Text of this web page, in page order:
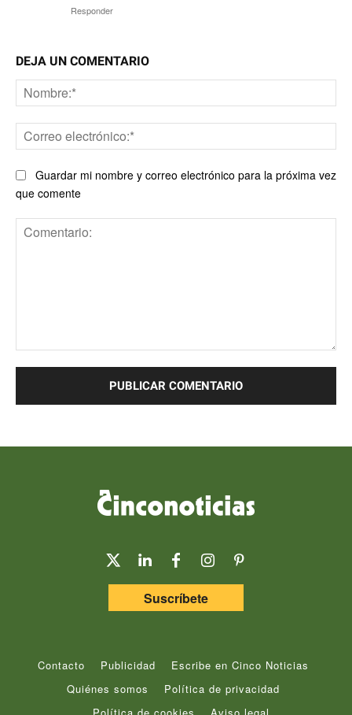
Responder
DEJA UN COMENTARIO
Guardar mi nombre y correo electrónico para la próxima vez
que comente
Suscríbete
Contacto Publicidad
Escribe en Cinco Noticias
Quiénes somos
Política de privacidad